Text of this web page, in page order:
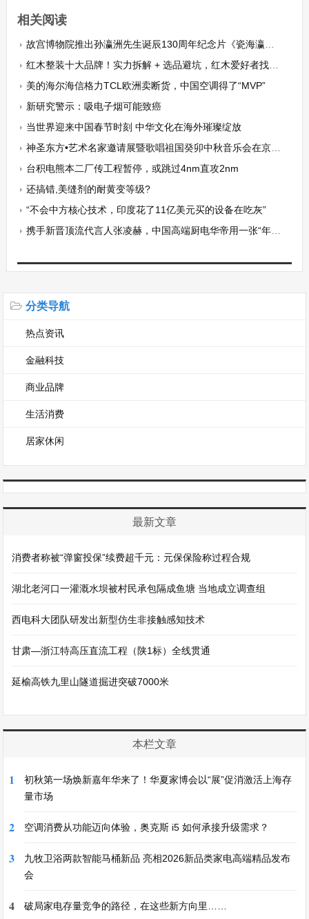
相关阅读
故宫博物院推出孙瀛洲先生诞辰130周年纪念片《瓷海瀛洲》
红木整装十大品牌！实力拆解 + 选品避坑，红木爱好者找准靠谱企业不花冤枉钱
美的海尔海信格力TCL欧洲卖断货，中国空调得了“MVP”
新研究警示：吸电子烟可能致癌
当世界迎来中国春节时刻 中华文化在海外璀璨绽放
神圣东方•艺术名家邀请展暨歌唱祖国癸卯中秋音乐会在京隆重举行
台积电熊本二厂传工程暂停，或跳过4nm直攻2nm
还搞错,美缝剂的耐黄变等级?
“不会中方核心技术，印度花了11亿美元买的设备在吃灰”
携手新晋顶流代言人张凌赫，中国高端厨电华帝用一张“年轻牌”掀翻厨电圈！
分类导航
热点资讯
金融科技
商业品牌
生活消费
居家休闲
最新文章
消费者称被“弹窗投保”续费超千元：元保保险称过程合规
湖北老河口一灌溉水坝被村民承包隔成鱼塘 当地成立调查组
西电科大团队研发出新型仿生非接触感知技术
甘肃—浙江特高压直流工程（陕1标）全线贯通
延榆高铁九里山隧道掘进突破7000米
本栏文章
1
初秋第一场焕新嘉年华来了！华夏家博会以“展”促消激活上海存
量市场
2 空调消费从功能迈向体验，奥克斯 i5 如何承接升级需求？
3
九牧卫浴两款智能马桶新品 亮相2026新品类家电高端精品发布
会
4 破局家电存量竞争的路径，在这些新方向里……